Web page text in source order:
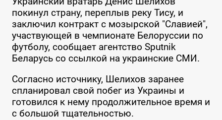
покинул страну, переплыв реку Тису, и
заключил контракт с мозырской "Славией",
участвующей в чемпионате Белоруссии по
футболу, сообщает агентство Sputnik
Беларусь со ссылкой на украинские СМИ.
Согласно источнику, Шелихов заранее
спланировал свой побег из Украины и
готовился к нему продолжительное время и
с большой тщательностью.